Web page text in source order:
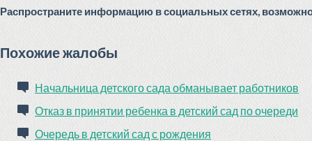
Распространите информацию в социальных сетях,
Похожие жалобы
Начальница детского сада обманывает работников
Отказ в принятии ребенка в детский сад по очереди
Очередь в детский сад с рождения